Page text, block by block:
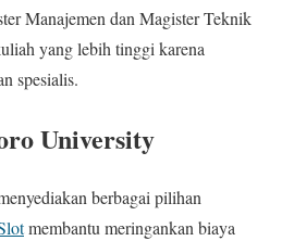
Manajemen dan Magister Teknik
yang lebih tinggi karena
spesialis.
University
berbagai pilihan
membantu meringankan biaya